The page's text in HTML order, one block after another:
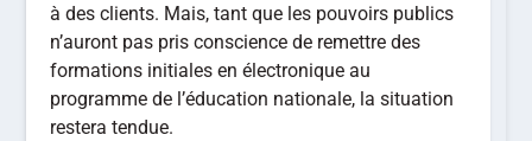
à des clients. Mais, tant que les pouvoirs publics
n’auront pas pris conscience de remettre des
formations initiales en électronique au
programme de l’éducation nationale, la situation
restera tendue.